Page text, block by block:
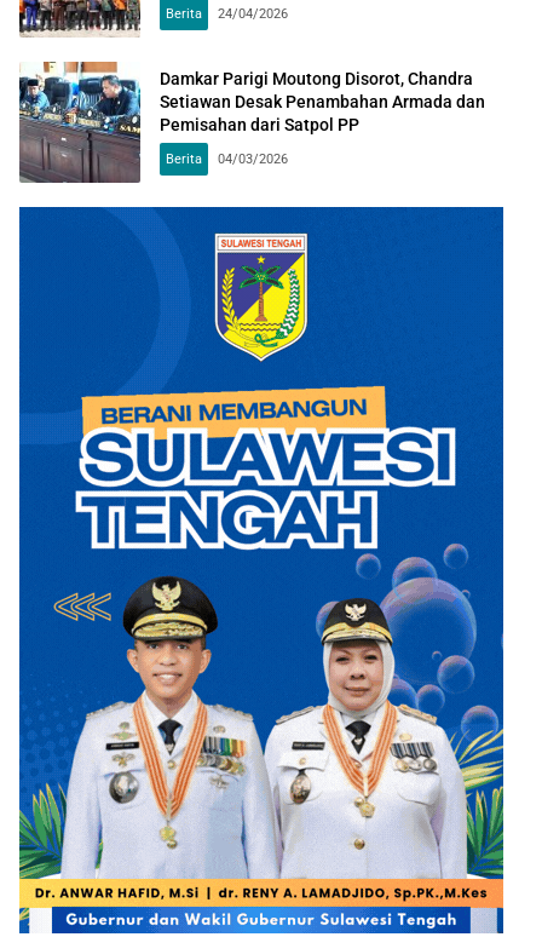
Berita 24/04/2026
Damkar Parigi Moutong Disorot, Chandra
Setiawan Desak Penambahan Armada dan
Pemisahan dari Satpol PP
Berita 04/03/2026